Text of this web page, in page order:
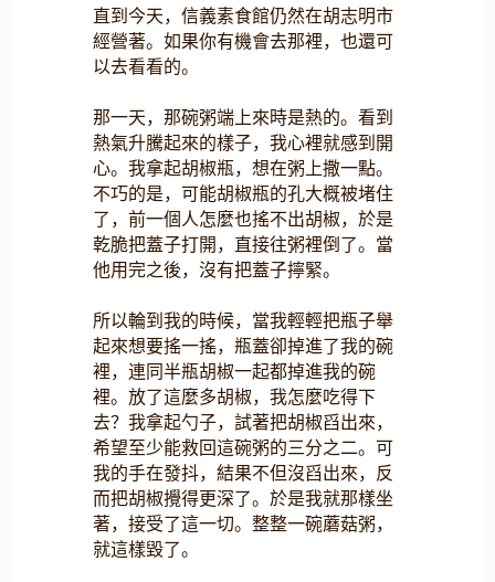
直到今天，信義素食館仍然在胡志明市
經營著。如果你有機會去那裡，也還可
以去看看的。
那一天，那碗粥端上來時是熱的。看到
熱氣升騰起來的樣子，我心裡就感到開
心。我拿起胡椒瓶，想在粥上撒一點。
不巧的是，可能胡椒瓶的孔大概被堵住
了，前一個人怎麼也搖不出胡椒，於是
乾脆把蓋子打開，直接往粥裡倒了。當
他用完之後，沒有把蓋子擰緊。
所以輪到我的時候，當我輕輕把瓶子舉
起來想要搖一搖，瓶蓋卻掉進了我的碗
裡，連同半瓶胡椒一起都掉進我的碗
裡。放了這麼多胡椒，我怎麼吃得下
去？我拿起勺子，試著把胡椒舀出來，
希望至少能救回這碗粥的三分之二。可
我的手在發抖，結果不但沒舀出來，反
而把胡椒攪得更深了。於是我就那樣坐
著，接受了這一切。整整一碗蘑菇粥，
就這樣毀了。